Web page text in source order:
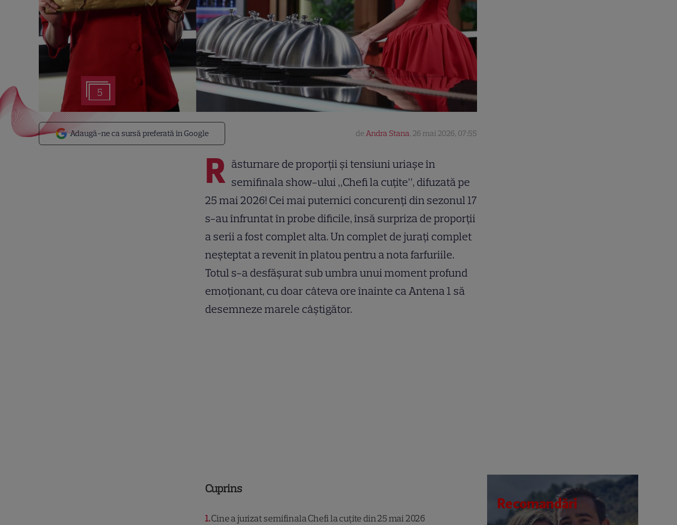
5
Adaugă-ne ca sursă preferată în Google deAndra Stana, 26 mai 2026, 07:55
R ăsturnare de proporții și tensiuni uriașe în
semifinala show-ului „Chefi la cuțite”, difuzată pe
25 mai 2026! Cei mai puternici concurenți din sezonul 17
s-au înfruntat în probe dificile, însă surpriza de proporții
a serii a fost complet alta. Un complet de jurați complet
neșteptat a revenit în platou pentru a nota farfuriile.
Totul s-a desfășurat sub umbra unui moment profund
emoționant, cu doar câteva ore înainte ca Antena 1 să
desemneze marele câștigător.
Cuprins
1Cine a jurizat semifinala Chefi la cuțite din 25 mai 2026
Recomandări